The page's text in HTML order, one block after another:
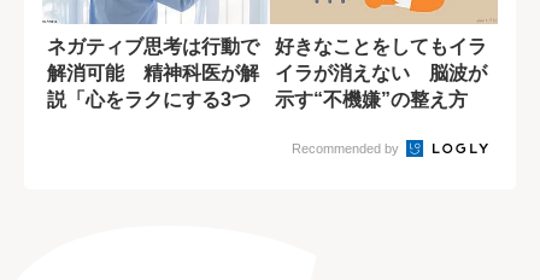
ネガティブ思考は行動で
解消可能 精神科医が解
説「心をラクにする3つ
好きなことをしてもイラ
イラが消えない 脳波が
示す“不機嫌”の整え方
Recommended by